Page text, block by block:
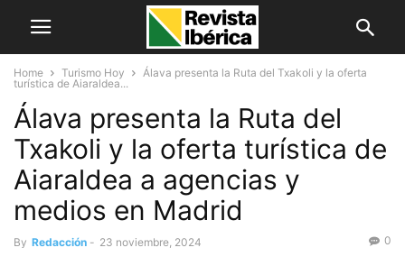
Home Turismo Hoy
Álava presenta la Ruta del Txakoli y la oferta
turística de Aiaraldea...
Álava presenta la Ruta del
Txakoli y la oferta turística de
Aiaraldea a agencias y
medios en Madrid
By Redacción - 23 noviembre, 2024 0